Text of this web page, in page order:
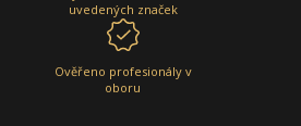
uvedených značek
Ověřeno profesionály v
oboru